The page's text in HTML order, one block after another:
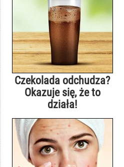
Czekolada odchudza?
Okazuje się, że to
działa!